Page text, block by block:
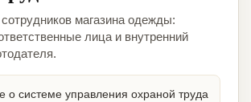
магазина одежды:
лица и внутренний
о системе управления охраной труда